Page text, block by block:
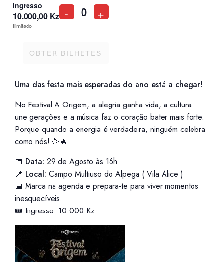
Ingresso
10.000,00 Kz
Ilimitado
- Quantidade
+
OBTER BILHETES
Uma das festa mais esperadas do ano está a chegar!
No Festival A Origem, a alegria ganha vida, a cultura
une gerações e a música faz o coração bater mais forte.
Porque quando a energia é verdadeira, ninguém celebra
como nós! 🥳🔥
📅 Data: 29 de Agosto às 16h
📍 Local: Campo Multiuso do Alpega ( Vila Alice )
📅 Marca na agenda e prepara-te para viver momentos
inesquecíveis.
🎟️ Ingresso: 10.000 Kz